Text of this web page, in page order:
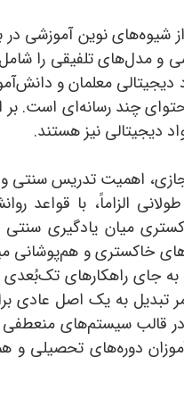
19 و تعطیلی مدارس، استفاده از
و مدل‌های تلفیقی را
معلمان و
چند رسانه‌ای است. بر
دیجیتالی نیز هستند.
اهمیت تدریس سنتی و
الزاماً، با قواعد
میان یادگیری
خاکستری و
تبدیل به یک اصل عادی
قالب سیستم‌های منعطفی
دوره‌های